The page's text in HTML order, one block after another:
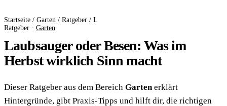
Startseite / Garten / Ratgeber / L
Ratgeber · Garten
Laubsauger oder Besen: Was im
Herbst wirklich Sinn macht
Dieser Ratgeber aus dem Bereich Gartenerklärt
Hintergründe, gibt Praxis-Tipps und hilft dir, die richtigen